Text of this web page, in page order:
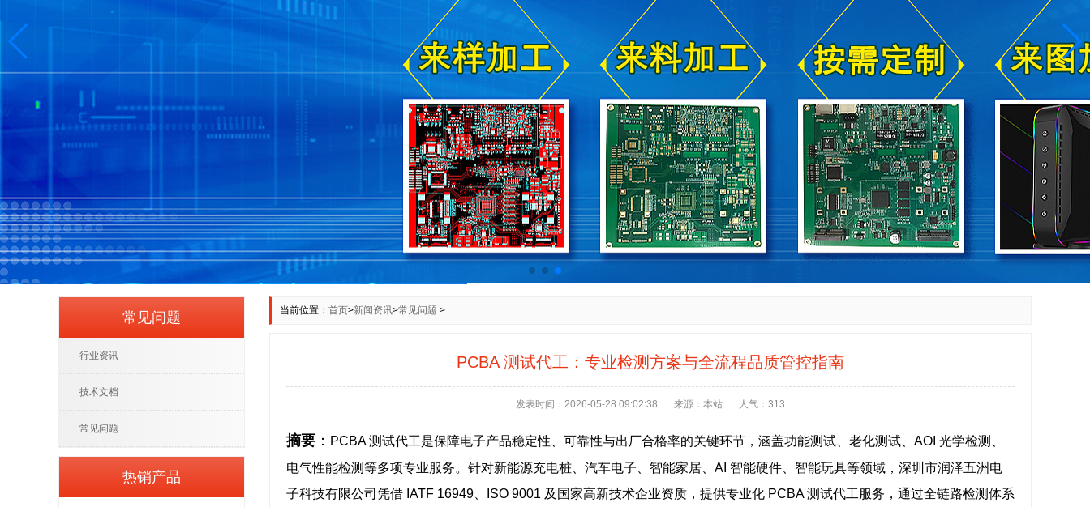
当前位置： 首页>新闻资讯>常见问题 >
PCBA 测试代工：专业检测方案与全流程品质管控指南
发表时间：2026-05-28 09:02:38 来源：本站 人气：313
摘要 ： PCBA 测试代工是保障电子产品稳定性、可靠性与出厂合格率的关键环节，涵盖功能测试、老化测试、AOI 光学检测、
电气性能检测等多项专业服务。针对新能源充电桩、汽车电子、智能家居、AI 智能硬件、智能玩具等领域，深圳市润泽五洲电
子科技有限公司凭借 IATF 16949、ISO 9001 及国家高新技术企业资质，提供专业化 PCBA 测试代工服务，通过全链路检测体系
常见问题
行业资讯
技术文档
常见问题
热销产品